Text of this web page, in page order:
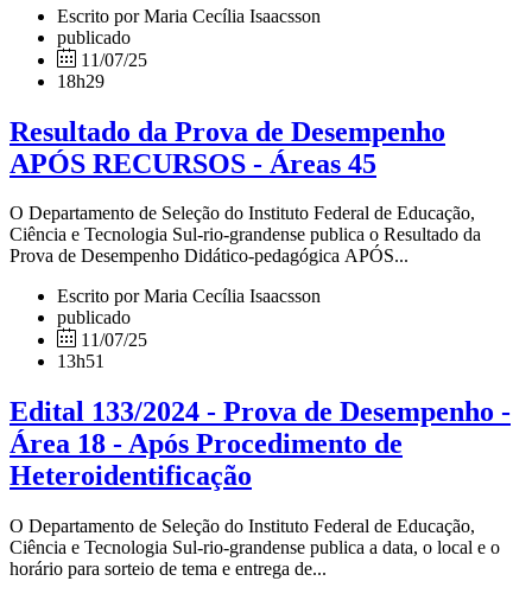
Escrito por Maria Cecília Isaacsson
publicado
11/07/25
18h29
Resultado da Prova de Desempenho
APÓS RECURSOS - Áreas 45
O Departamento de Seleção do Instituto Federal de Educação,
Ciência e Tecnologia Sul-rio-grandense publica o Resultado da
Prova de Desempenho Didático-pedagógica APÓS...
Escrito por Maria Cecília Isaacsson
publicado
11/07/25
13h51
Edital 133/2024 - Prova de Desempenho -
Área 18 - Após Procedimento de
Heteroidentificação
O Departamento de Seleção do Instituto Federal de Educação,
Ciência e Tecnologia Sul-rio-grandense publica a data, o local e o
horário para sorteio de tema e entrega de...